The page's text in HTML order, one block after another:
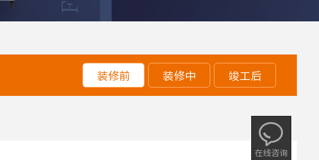
装修前 装修中 竣工后
在线咨询